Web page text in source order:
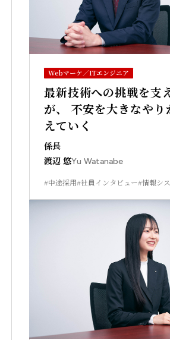
Webマーケ／ITエンジニア
最新技術への挑戦を支
が、 不安を大きなやり
えていく
係長
渡辺 悠Yu Watanabe
#中途採用#社員インタビュー#情報シ